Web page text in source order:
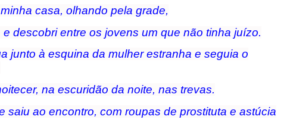
casa, olhando pela grade,
descobri entre os jovens um que não tinha juízo.
junto à esquina da mulher estranha e seguia o
na escuridão da noite, nas trevas.
saiu ao encontro, com roupas de prostituta e astúcia